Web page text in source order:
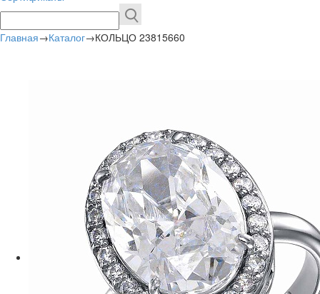
Главная→Каталог→КОЛЬЦО 23815660